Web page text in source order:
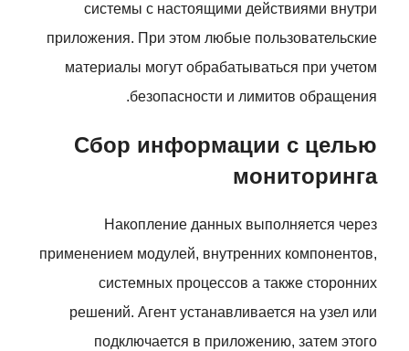
системы с настоящими действиями внутри
приложения. При этом любые пользовательские
материалы могут обрабатываться при учетом
безопасности и лимитов обращения.
Сбор информации с целью
мониторинга
Накопление данных выполняется через
применением модулей, внутренних компонентов,
системных процессов а также сторонних
решений. Агент устанавливается на узел или
подключается в приложению, затем этого